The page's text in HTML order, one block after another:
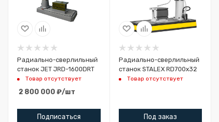
Радиально-сверлильный
станок JET JRD-1600DRT
Товар отсутствует
2 800 000 ₽/шт
Подписаться
Радиально-сверлильный
станок STALEX RD700x32
Товар отсутствует
Под заказ